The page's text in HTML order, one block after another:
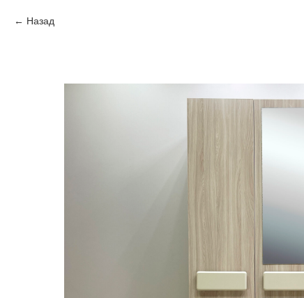
Назад